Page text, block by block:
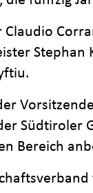
Südtiroler
Bereich